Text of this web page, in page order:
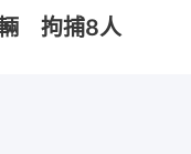
輛 拘捕8人